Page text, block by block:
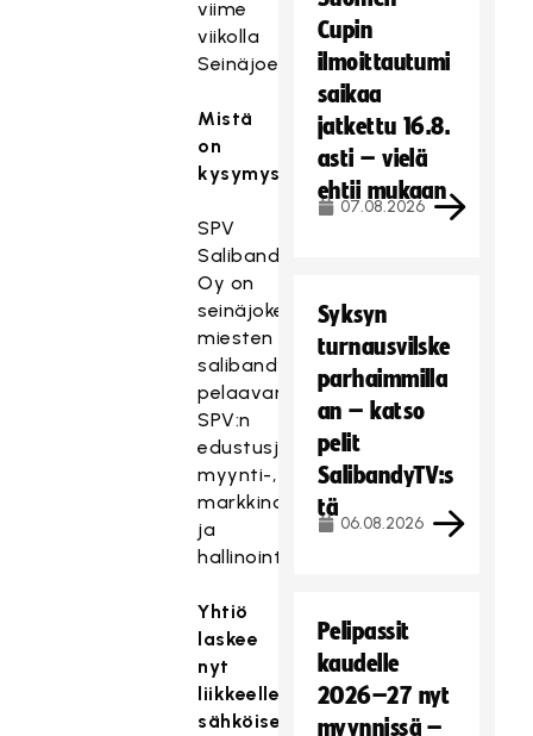
viime
viikolla
Seinäjoella.
Mistä
on
kysymys?
SPV
Salibandy
Oy on
seinäjokelainen
miesten
salibandyliigassa
pelaavan
SPV:n
edustusjoukkueen
myynti-,
markkinointi-
ja
hallinointiyhtiö.
Yhtiö
laskee
nyt
liikkeelle
sähköisen
Cupin
ilmoittautumi
saikaa
jatkettu 16.8.
asti – vielä
ehtii mukaan
07.08.2026
Syksyn
turnausvilske
parhaimmilla
an – katso
pelit
SalibandyTV:s
tä
06.08.2026
Pelipassit
kaudelle
2026–27 nyt
myynnissä –